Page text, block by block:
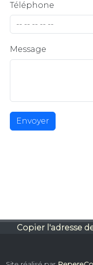
Téléphone
Message
Envoyer
Copier l'adresse